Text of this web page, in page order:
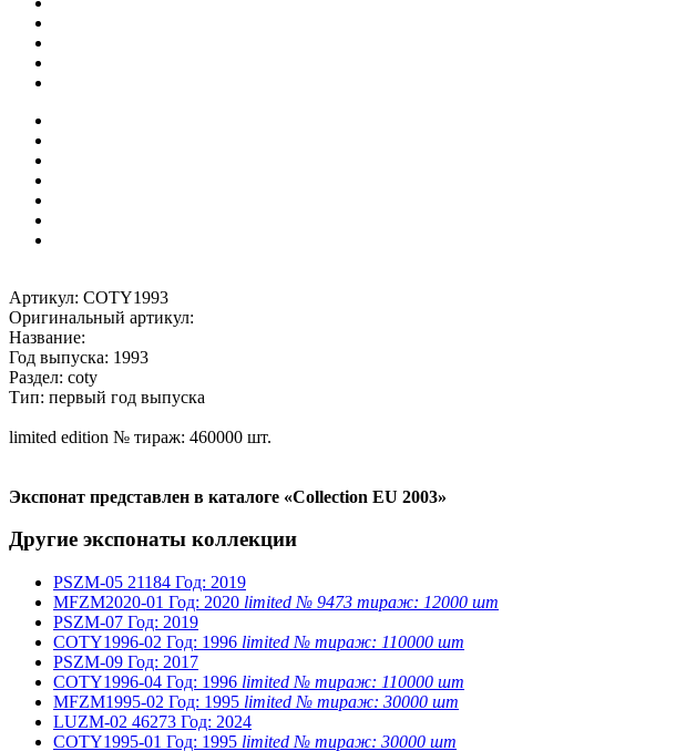
Артикул: COTY1993
Оригинальный артикул:
Название:
Год выпуска: 1993
Раздел: coty
Тип: первый год выпуска
limited edition № тираж: 460000 шт.
Экспонат представлен в каталоге «Collection EU 2003»
Другие экспонаты коллекции
PSZM-05 21184 Год: 2019
MFZM2020-01 Год: 2020 limited № 9473 тираж: 12000 шт
PSZM-07 Год: 2019
COTY1996-02 Год: 1996 limited № тираж: 110000 шт
PSZM-09 Год: 2017
COTY1996-04 Год: 1996 limited № тираж: 110000 шт
MFZM1995-02 Год: 1995 limited № тираж: 30000 шт
LUZM-02 46273 Год: 2024
COTY1995-01 Год: 1995 limited № тираж: 30000 шт